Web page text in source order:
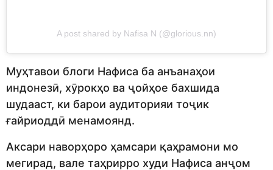
A post shared by Nafisa N (@glorious.nn)
Муҳтавои блоги Нафиса ба анъанаҳои
индонезӣ, хӯрокҳо ва ҷойҳое бахшида
шудааст, ки барои аудиторияи тоҷик
ғайриоддӣ менамоянд.
Аксари наворҳоро ҳамсари қаҳрамони мо
мегирад, вале таҳрирро худи Нафиса анҷом